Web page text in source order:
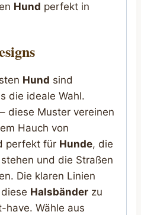
Hund perfekt in
Hund sind
die ideale Wahl.
diese Muster vereinen
Hauch von
perfekt für Hunde, die
und die Straßen
Die klaren Linien
Halsbänder zu
have. Wähle aus